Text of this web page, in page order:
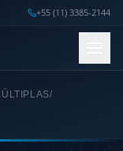
+55 (11) 3385-2144
/